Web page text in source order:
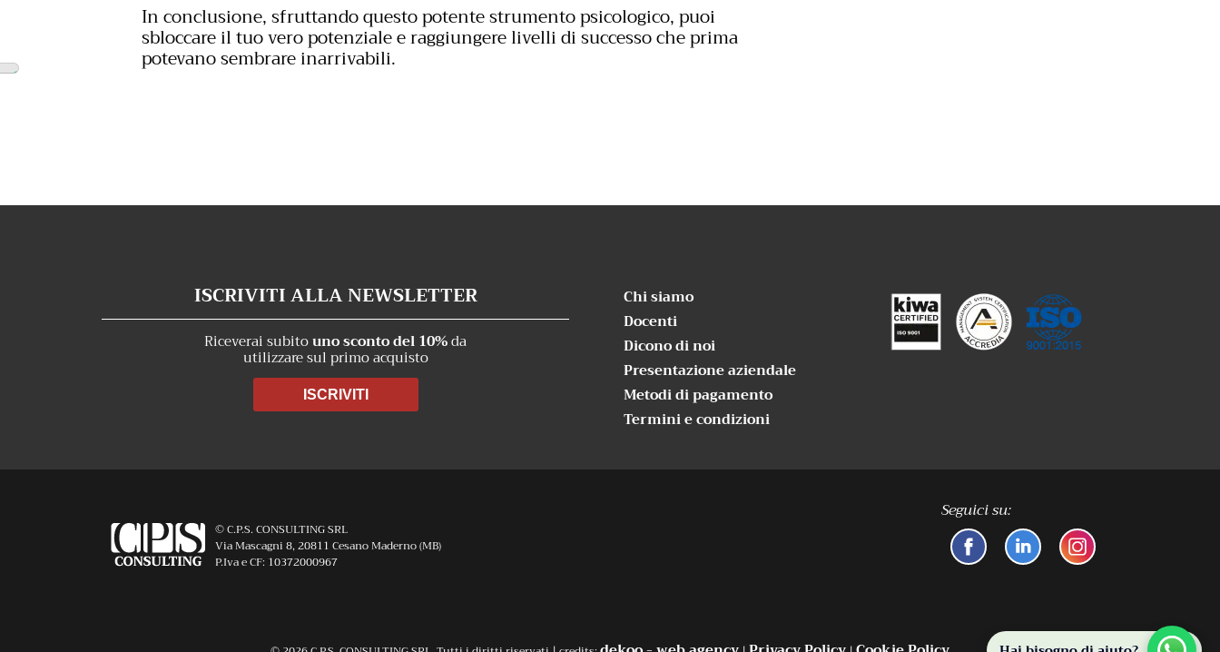
In conclusione, sfruttando questo potente strumento psicologico, puoi
sbloccare il tuo vero potenziale e raggiungere livelli di successo che prima
potevano sembrare inarrivabili.
ISCRIVITI ALLA NEWSLETTER
Riceverai subitouno sconto del 10%da
utilizzare sul primo acquisto
ISCRIVITI
Chi siamo
Docenti
Dicono di noi
Presentazione aziendale
Metodi di pagamento
Termini e condizioni
© C.P.S. CONSULTING SRL
Via Mascagni 8, 20811 Cesano Maderno (MB)
P.Iva e CF: 10372000967
Seguici su: